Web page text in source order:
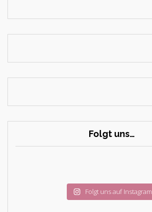
Folgt uns…
Folgt uns auf Instagram